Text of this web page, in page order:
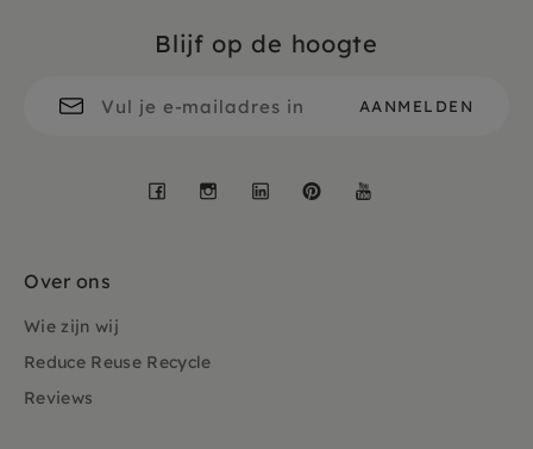
Blijf op de hoogte
Facebook
Instagram
LinkedInPinterest
Over ons
Wie zijn wij
Reduce Reuse Recycle
Reviews